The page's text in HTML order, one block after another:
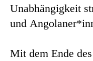
Unabhängigkeit
und
Mit dem Ende